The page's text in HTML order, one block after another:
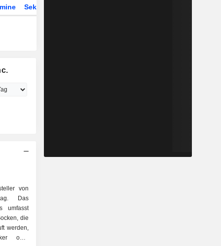
Sektor
von
Das
umfasst
die
werden,
oder